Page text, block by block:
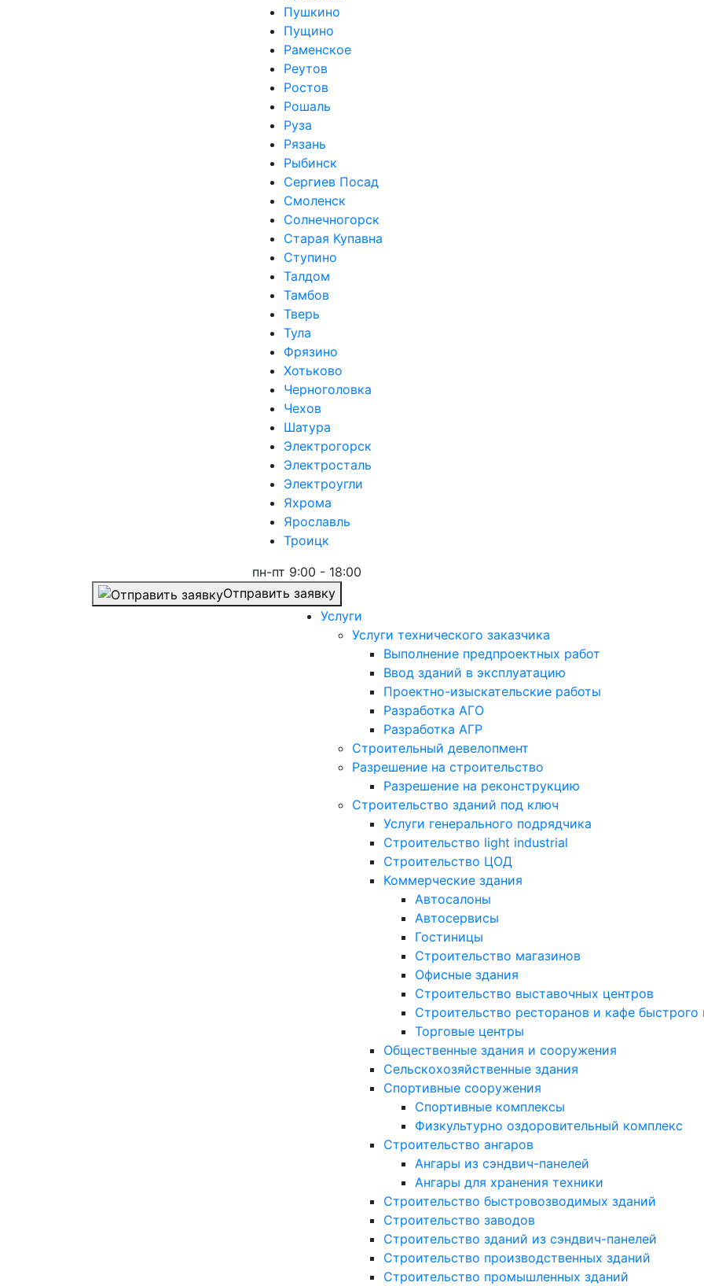
Пушкино
Пущино
Раменское
Реутов
Ростов
Рошаль
Руза
Рязань
Рыбинск
Сергиев Посад
Смоленск
Солнечногорск
Старая Купавна
Ступино
Талдом
Тамбов
Тверь
Тула
Фрязино
Хотьково
Черноголовка
Чехов
Шатура
Электрогорск
Электросталь
Электроугли
Яхрома
Ярославль
Троицк
пн-пт 9:00 - 18:00
Отправить заявку
Услуги
Услуги технического заказчика
Выполнение предпроектных работ
Ввод зданий в эксплуатацию
Проектно-изыскательские работы
Разработка АГО
Разработка АГР
Строительный девелопмент
Разрешение на строительство
Разрешение на реконструкцию
Строительство зданий под ключ
Услуги генерального подрядчика
Строительство light industrial
Строительство ЦОД
Коммерческие здания
Автосалоны
Автосервисы
Гостиницы
Строительство магазинов
Офисные здания
Строительство выставочных центров
Строительство ресторанов и кафе быстрого
Торговые центры
Общественные здания и сооружения
Сельскохозяйственные здания
Спортивные сооружения
Спортивные комплексы
Физкультурно оздоровительный комплекс
Строительство ангаров
Ангары из сэндвич-панелей
Ангары для хранения техники
Строительство быстровозводимых зданий
Строительство заводов
Строительство зданий из сэндвич-панелей
Строительство производственных зданий
Строительство промышленных зданий